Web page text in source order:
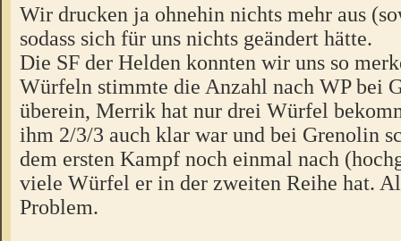
Wir drucken ja ohnehin nichts mehr aus
sodass sich für uns nichts geändert hätte.
Die SF der Helden konnten wir uns so
Würfeln stimmte die Anzahl nach WP bei
überein, Merrik hat nur drei Würfel
ihm 2/3/3 auch klar war und bei Grenolin
dem ersten Kampf noch einmal nach
viele Würfel er in der zweiten Reihe hat.
Problem.